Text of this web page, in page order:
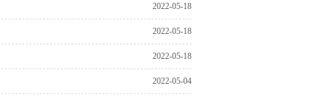
2022-05-18
2022-05-18
2022-05-18
2022-05-04